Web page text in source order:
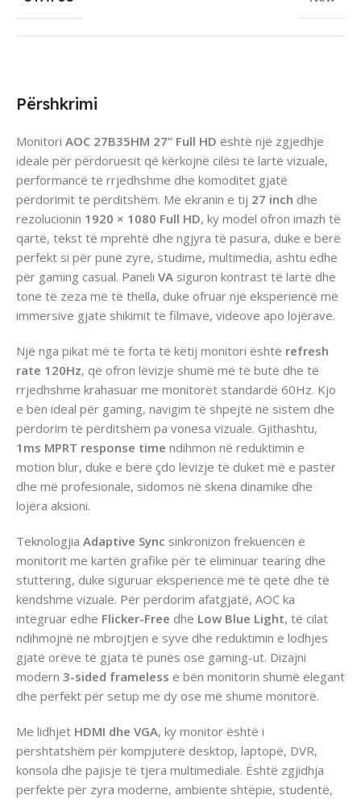
Përshkrimi
Monitori AOC 27B35HM 27” Full HD është një zgjedhje
ideale për përdoruesit që kërkojnë cilësi të lartë vizuale,
performancë të rrjedhshme dhe komoditet gjatë
përdorimit të përditshëm. Me ekranin e tij 27 inch dhe
rezolucionin 1920 × 1080 Full HD, ky model ofron imazh të
qartë, tekst të mprehtë dhe ngjyra të pasura, duke e bërë
perfekt si për punë zyre, studime, multimedia, ashtu edhe
për gaming casual. Paneli VA siguron kontrast të lartë dhe
tone të zeza më të thella, duke ofruar një eksperiencë më
immersive gjatë shikimit të filmave, videove apo lojërave.
Një nga pikat më të forta të këtij monitori është refresh
rate 120Hz, që ofron lëvizje shumë më të butë dhe të
rrjedhshme krahasuar me monitorët standardë 60Hz. Kjo
e bën ideal për gaming, navigim të shpejtë në sistem dhe
përdorim të përditshëm pa vonesa vizuale. Gjithashtu,
1ms MPRT response time ndihmon në reduktimin e
motion blur, duke e bërë çdo lëvizje të duket më e pastër
dhe më profesionale, sidomos në skena dinamike dhe
lojëra aksioni.
Teknologjia Adaptive Sync sinkronizon frekuencën e
monitorit me kartën grafike për të eliminuar tearing dhe
stuttering, duke siguruar eksperiencë më të qetë dhe të
këndshme vizuale. Për përdorim afatgjatë, AOC ka
integruar edhe Flicker-Free dhe Low Blue Light, të cilat
ndihmojnë në mbrojtjen e syve dhe reduktimin e lodhjes
gjatë orëve të gjata të punës ose gaming-ut. Dizajni
modern 3-sided frameless e bën monitorin shumë elegant
dhe perfekt për setup me dy ose më shumë monitorë.
Me lidhjet HDMI dhe VGA, ky monitor është i
përshtatshëm për kompjuterë desktop, laptopë, DVR,
konsola dhe pajisje të tjera multimediale. Është zgjidhja
perfekte për zyra moderne, ambiente shtëpie, studentë,